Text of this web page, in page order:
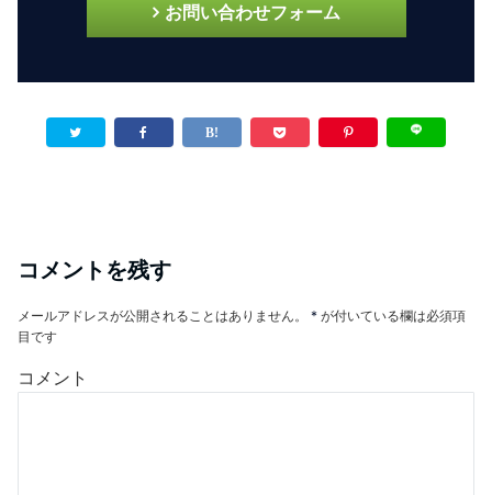
お問い合わせフォーム
コメントを残す
メールアドレスが公開されることはありません。 * が付いている欄は必須項
目です
コメント